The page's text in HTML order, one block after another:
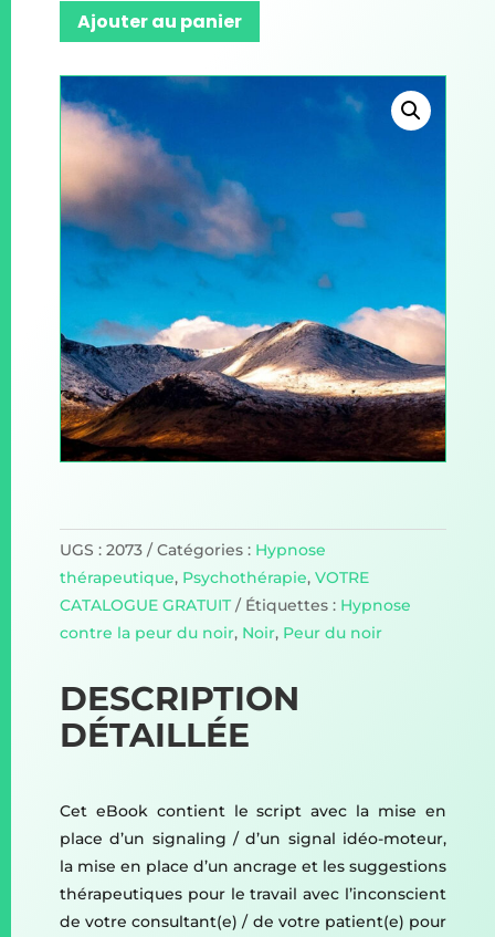
Ajouter au panier
UGS : 2073 Catégories : Hypnose
thérapeutique, Psychothérapie, VOTRE
CATALOGUE GRATUIT
Étiquettes : Hypnose
contre la peur du noir, Noir, Peur du noir
DESCRIPTION
DÉTAILLÉE
Cet eBook contient le script avec la mise en
place d’un signaling / d’un signal idéo-moteur,
la mise en place d’un ancrage et les suggestions
thérapeutiques pour le travail avec l’inconscient
de votre consultant(e) / de votre patient(e) pour